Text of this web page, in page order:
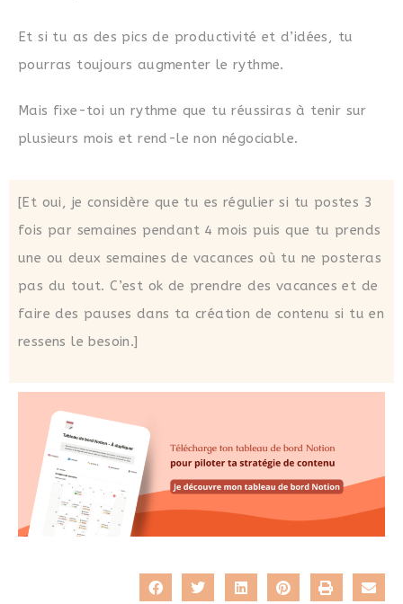
Et si tu as des pics de productivité et d’idées, tu
pourras toujours augmenter le rythme.
Mais fixe-toi un rythme que tu réussiras à tenir sur
plusieurs mois et rend-le non négociable.
[Et oui, je considère que tu es régulier si tu postes 3
fois par semaines pendant 4 mois puis que tu prends
une ou deux semaines de vacances où tu ne posteras
pas du tout. C’est ok de prendre des vacances et de
faire des pauses dans ta création de contenu si tu en
ressens le besoin.]